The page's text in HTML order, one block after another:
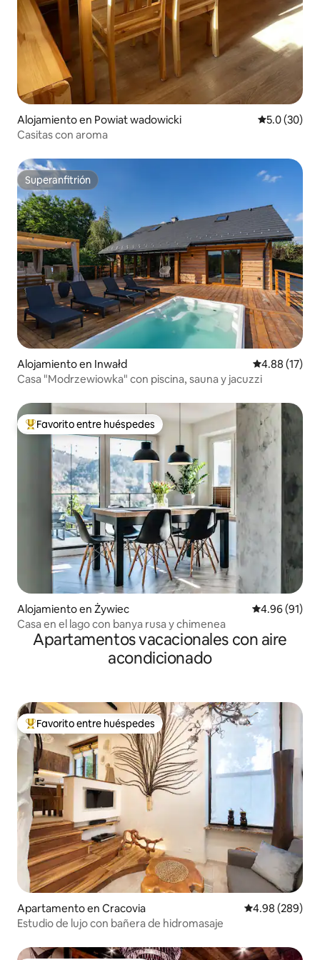
Alojamiento en Powiat wadowicki Calificación
5.0 (30)
Casitas con aroma
Superanfitrión
Superanfitrión
Alojamiento en Inwałd Calificación
4.88 (17)
Casa "Modrzewiowka" con piscina, sauna y jacuzzi
Favorito entre huéspedes preferido
Favorito entre huéspedes
Alojamiento en Żywiec Calificación
4.96 (91)
Casa en el lago con banya rusa y chimenea
Apartamentos vacacionales con aire
acondicionado
Favorito entre huéspedes preferido
Favorito entre huéspedes
Apartamento en Cracovia Calificación
4.98 (289)
Estudio de lujo con bañera de hidromasaje